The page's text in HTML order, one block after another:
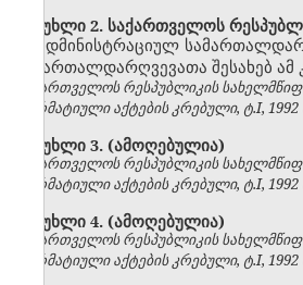
მუხლი 2. საქართველოს
ადმინისტრაციულ
სამართალდარღვევათა შესახებ
საქართველოს რესპუბლიკის
ნორმატიული აქტების კრებული, ტ.I, 1992
მუხლი 3. (ამოღებულია)
საქართველოს რესპუბლიკის
ნორმატიული აქტების კრებული, ტ.I, 1992
მუხლი 4. (ამოღებულია)
საქართველოს რესპუბლიკის
ნორმატიული აქტების კრებული, ტ.I, 1992